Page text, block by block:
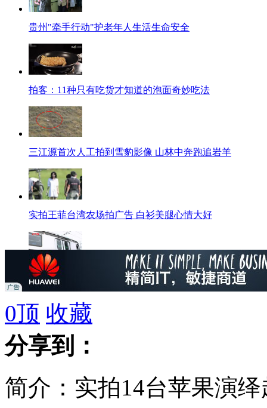
贵州"牵手行动"护老年人生活生命安全
拍客：11种只有吃货才知道的泡面奇妙吃法
三江源首次人工拍到雪豹影像 山林中奔跑追岩羊
实拍王菲台湾农场拍广告 白衫美腿心情大好
中国制造巴西"奥运地铁车"长春下线
日本虚拟水族馆 现场作画即刻动起来
老人住老年公寓一天浑身是伤 被人用湿毛巾抽打
0顶 收藏
分享到：
简介：实拍14台苹果演